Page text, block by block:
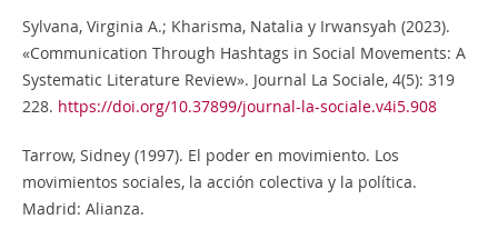
Sylvana, Virginia A.; Kharisma, Natalia y Irwansyah (2023).
«Communication Through Hashtags in Social Movements: A
Systematic Literature Review». Journal La Sociale, 4(5): 319
228. https://doi.org/10.37899/journal-la-sociale.v4i5.908
Tarrow, Sidney (1997). El poder en movimiento. Los
movimientos sociales, la acción colectiva y la política.
Madrid: Alianza.